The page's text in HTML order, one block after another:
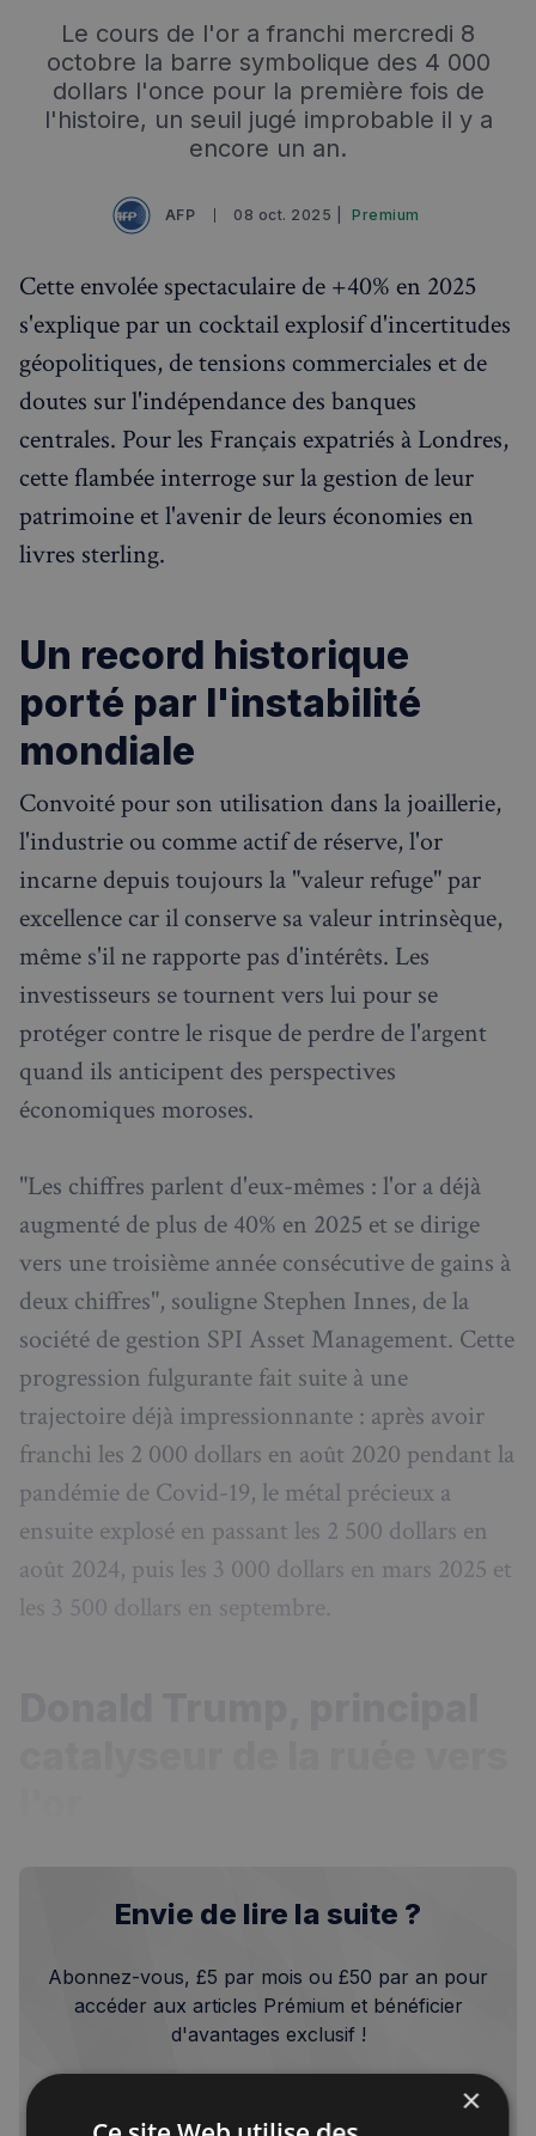
Événements à venir
Le cours de l'or a franchi mercredi 8
octobre la barre symbolique des 4 000
dollars l'once pour la première fois de
l'histoire, un seuil jugé improbable il y a
encore un an.
AFP 08 oct. 2025 | Premium
Cette envolée spectaculaire de +40% en 2025
s'explique par un cocktail explosif d'incertitudes
géopolitiques, de tensions commerciales et de
doutes sur l'indépendance des banques
centrales. Pour les Français expatriés à Londres,
cette flambée interroge sur la gestion de leur
patrimoine et l'avenir de leurs économies en
livres sterling.
Un record historique
porté par l'instabilité
mondiale
Convoité pour son utilisation dans la joaillerie,
l'industrie ou comme actif de réserve, l'or
incarne depuis toujours la "valeur refuge" par
excellence car il conserve sa valeur intrinsèque,
même s'il ne rapporte pas d'intérêts. Les
investisseurs se tournent vers lui pour se
protéger contre le risque de perdre de l'argent
quand ils anticipent des perspectives
économiques moroses.
"Les chiffres parlent d'eux-mêmes : l'or a déjà
augmenté de plus de 40% en 2025 et se dirige
vers une troisième année consécutive de gains à
deux chiffres", souligne Stephen Innes, de la
société de gestion SPI Asset Management. Cette
progression fulgurante fait suite à une
trajectoire déjà impressionnante : après avoir
franchi les 2 000 dollars en août 2020 pendant la
pandémie de Covid-19, le métal précieux a
ensuite explosé en passant les 2 500 dollars en
août 2024, puis les 3 000 dollars en mars 2025 et
les 3 500 dollars en septembre.
Envie de lire la suite ?
Abonnez-vous, £5 par mois ou £50 par an pour
accéder aux articles Prémium et bénéficier
d'avantages exclusif !
×